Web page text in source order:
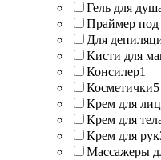
Гель для
Праймер
Для
Кисти для
Консилер1
Косметички5
Крем для
Крем для
Крем для рук
Массажеры